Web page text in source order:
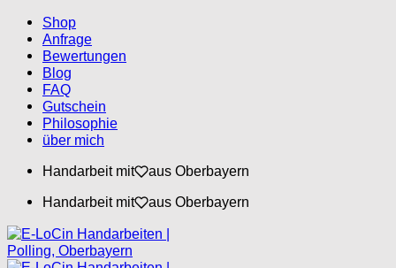
Zum
Inhalt
springen
Shop
Anfrage
Bewertungen
Blog
FAQ
Gutschein
Philosophie
über mich
Handarbeit mit
aus Oberbayern
Handarbeit mit
aus Oberbayern